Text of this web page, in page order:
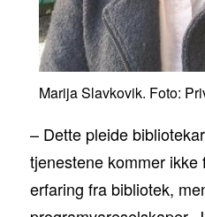
Marija Slavkovik. Foto:
– Dette pleide
tjenestene kommer ikke
erfaring fra bibliotek,